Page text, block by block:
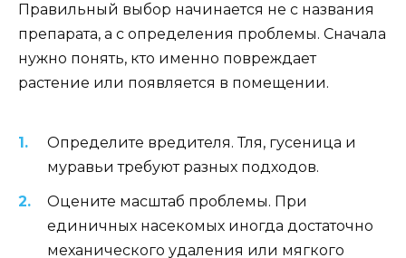
Правильный выбор начинается не с названия
препарата, а с определения проблемы. Сначала
нужно понять, кто именно повреждает
растение или появляется в помещении.
Определите вредителя. Тля, гусеница и
муравьи требуют разных подходов.
Оцените масштаб проблемы. При
единичных насекомых иногда достаточно
механического удаления или мягкого